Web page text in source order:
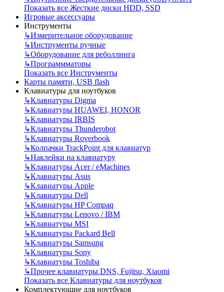
Показать все Жесткие диски HDD, SSD
Игровые аксессуары
Инструменты
↳Измерительное оборудование
↳Инструменты ручные
↳Оборудование для реболлинга
↳Программматоры
Показать все Инструменты
Карты памяти, USB flash
Клавиатуры для ноутбуков
↳Клавиатуры Digma
↳Клавиатуры HUAWEI, HONOR
↳Клавиатуры IRBIS
↳Клавиатуры Thunderobot
↳Клавиатуры Roverbook
↳Колпачки TrackPoint для клавиатур
↳Наклейки на клавиатуру
↳Клавиатуры Acer / eMachines
↳Клавиатуры Asus
↳Клавиатуры Apple
↳Клавиатуры Dell
↳Клавиатуры HP Compaq
↳Клавиатуры Lenovo / IBM
↳Клавиатуры MSI
↳Клавиатуры Packard Bell
↳Клавиатуры Samsung
↳Клавиатуры Sony
↳Клавиатуры Toshiba
↳Прочее клавиатуры DNS, Fujitsu, Xiaomi
Показать все Клавиатуры для ноутбуков
Комплектующие для ноутбуков